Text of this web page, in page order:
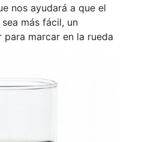
nos ayudará a que el
más fácil, un
para marcar en la rueda